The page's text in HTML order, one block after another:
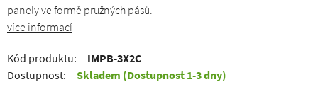
panely ve formě pružných pásů.
více informací
Kód produktu:
IMPB-3X2C
Dostupnost:
Skladem (Dostupnost 1-3 dny)